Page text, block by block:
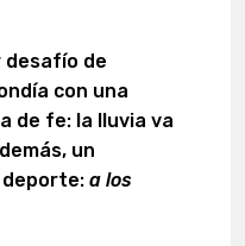
desafío de
con una
de fe: la lluvia va
un
deporte:a los